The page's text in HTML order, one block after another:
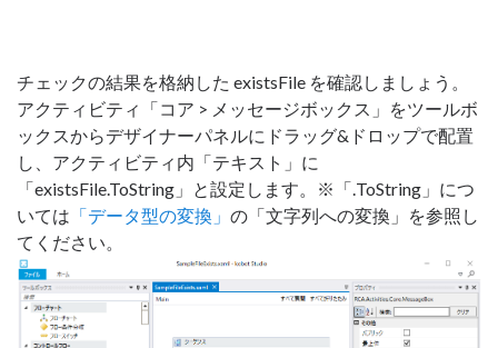
チェックの結果を格納した existsFile を確認しましょう。
アクティビティ「コア > メッセージボックス」をツールボ
ックスからデザイナーパネルにドラッグ&ドロップで配置
し、アクティビティ内「テキスト」に
「existsFile.ToString」と設定します。※「.ToString」につ
いては 「データ型の変換」 の「文字列への変換」を参照し
てください。